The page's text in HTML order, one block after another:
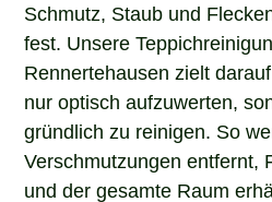
Schmutz, Staub und
fest. Unsere
Rennertehausen zielt
nur optisch aufzuwerten,
gründlich zu reinigen. So
Verschmutzungen entfernt,
und der gesamte Raum